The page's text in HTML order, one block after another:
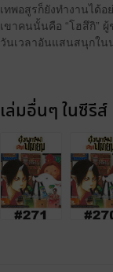
เทพอสูรก็ยังทำงานได้อ
เขาคนนั้นคือ “โฮสึกิ”
วันเวลาอันแสนสนุกใน
เล่มอื่นๆ ในซีรีส์